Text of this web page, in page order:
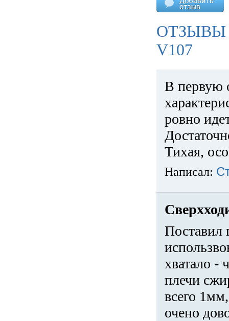
ОТЗЫВЫ
V107
В первую
ровно
Тихая,
Написал:
Поставил
хватало -
плечи
всего
очено